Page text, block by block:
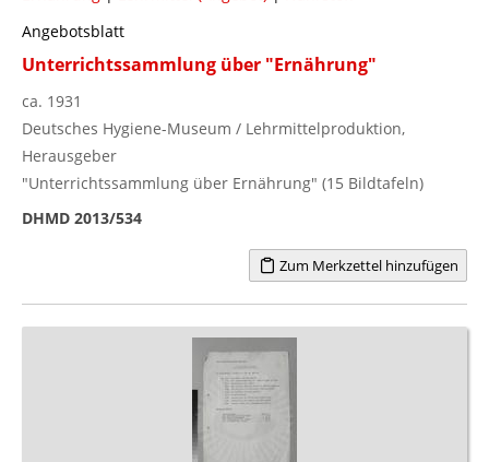
Angebotsblatt
Unterrichtssammlung über "Ernährung"
ca. 1931
Deutsches Hygiene-Museum / Lehrmittelproduktion,
Herausgeber
"Unterrichtssammlung über Ernährung" (15 Bildtafeln)
DHMD 2013/534
Zum Merkzettel hinzufügen